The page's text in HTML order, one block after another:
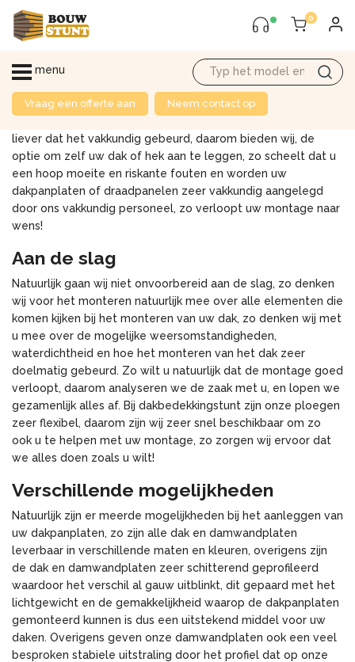
0
menu
Vraag een offerte aan Neem contact op
Montage van uw dak of afrastering
liever dat het vakkundig gebeurd, daarom bieden wij, de
optie om zelf uw dak of hek aan te leggen, zo scheelt dat u
een hoop moeite en riskante fouten en worden uw
dakpanplaten of draadpanelen zeer vakkundig aangelegd
door ons vakkundig personeel, zo verloopt uw montage naar
wens!
Aan de slag
Natuurlijk gaan wij niet onvoorbereid aan de slag, zo denken
wij voor het monteren natuurlijk mee over alle elementen die
komen kijken bij het monteren van uw dak, zo denken wij met
u mee over de mogelijke weersomstandigheden,
waterdichtheid en hoe het monteren van het dak zeer
doelmatig gebeurd. Zo wilt u natuurlijk dat de montage goed
verloopt, daarom analyseren we de zaak met u, en lopen we
gezamenlijk alles af. Bij dakbedekkingstunt zijn onze ploegen
zeer flexibel, daarom zijn wij zeer snel beschikbaar om zo
ook u te helpen met uw montage, zo zorgen wij ervoor dat
we alles doen zoals u wilt!
Verschillende mogelijkheden
Natuurlijk zijn er meerde mogelijkheden bij het aanleggen van
uw dakpanplaten, zo zijn alle dak en damwandplaten
leverbaar in verschillende maten en kleuren, overigens zijn
de dak en damwandplaten zeer schitterend geprofileerd
waardoor het verschil al gauw uitblinkt, dit gepaard met het
lichtgewicht en de gemakkelijkheid waarop de dakpanplaten
gemonteerd kunnen is dus een uitstekend middel voor uw
daken. Overigens geven onze damwandplaten ook een veel
besproken stabiele uitstraling door het profiel dat op onze